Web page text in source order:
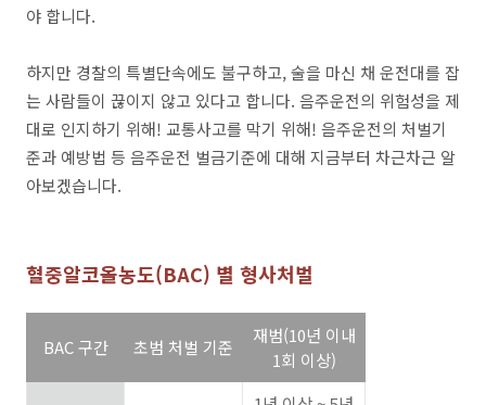
야 합니다.
하지만 경찰의 특별단속에도 불구하고, 술을 마신 채 운전대를 잡
는 사람들이 끊이지 않고 있다고 합니다. 음주운전의 위험성을 제
대로 인지하기 위해! 교통사고를 막기 위해! 음주운전의 처벌기
준과 예방법 등 음주운전 벌금기준에 대해 지금부터 차근차근 알
아보겠습니다.
혈중알코올농도(BAC) 별 형사처벌
BAC 구간 초범 처벌 기준
재범(10년 이내
1회 이상)